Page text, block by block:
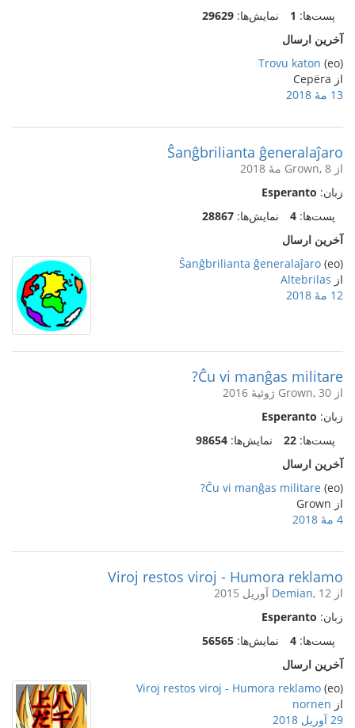
پست‌ها: 1 نمایش‌ها: 29629
آخرین ارسال
(eo)
Trovu katon
از Серёга
13 مهٔ 2018
Ŝanĝbrilianta ĝeneralaĵaro
از Grown, 8 مهٔ 2018
زبان: Esperanto
پست‌ها: 4 نمایش‌ها: 28867
آخرین ارسال
(eo)
Ŝanĝbrilianta ĝeneralaĵaro
از Altebrilas
12 مهٔ 2018
Ĉu vi manĝas militare?
از Grown, 30 ژوئیهٔ 2016
زبان: Esperanto
پست‌ها: 22 نمایش‌ها: 98654
آخرین ارسال
(eo)
Ĉu vi manĝas militare?
از Grown
4 مهٔ 2018
Viroj restos viroj - Humora reklamo
از Demian, 12 آوریل 2015
زبان: Esperanto
پست‌ها: 4 نمایش‌ها: 56565
آخرین ارسال
(eo)
Viroj restos viroj - Humora reklamo
از nornen
29 آوریل 2018